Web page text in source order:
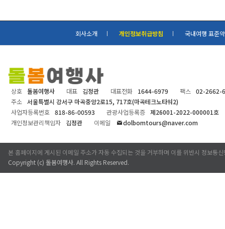
회사소개 개인정보취급방침 국내여행 표준
상호 돌봄여행사 대표 김정관 대표전화 1644-6979 팩스
02-2662-
주소 서울특별시 강서구 마곡중앙2로15, 717호(마곡테크노타워2)
사업자등록번호 818-86-00593 관광사업등록증 제26001-2022-000001호
개인정보관리책임자
김정관 이메일 dolbomtours@naver.com
본 홈페이지에 게시된 이메일 주소가 자동 수집되는 것을 거부하며 이를 위반시 정보통
Copyright (c) 돌봄여행사. All Rights Reserved.